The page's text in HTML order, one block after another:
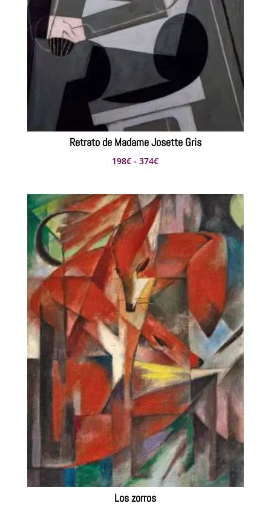
Retrato de Madame Josette Gris
198€ - 374€Rango
precios:
desde
198€
hasta
Los zorros